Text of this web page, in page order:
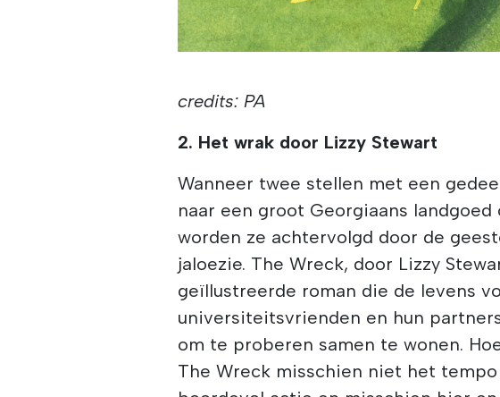
credits: PA
2. Het wrak door Lizzy Stewart
Wanneer twee stellen met een
naar een groot Georgiaans
worden ze achtervolgd door de
jaloezie. The Wreck, door Lizzy
geïllustreerde roman die de levens
universiteitsvrienden en hun
om te proberen samen te wonen.
The Wreck misschien niet het